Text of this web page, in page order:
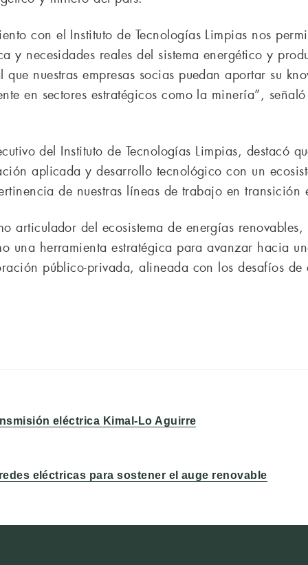
con el Instituto de Tecnologías Limpias nos
y necesidades reales del sistema energético y
nuestras empresas socias puedan aportar su
en sectores estratégicos como la minería”,
del Instituto de Tecnologías Limpias, destacó
aplicada y desarrollo tecnológico con un
de nuestras líneas de trabajo en transición
articulador del ecosistema de energías
una herramienta estratégica para avanzar hacia
público-privada, alineada con los desafíos
eléctrica Kimal-Lo Aguirre
eléctricas para sostener el auge renovable